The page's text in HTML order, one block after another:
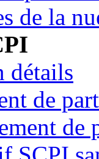
de la
détails
de
de